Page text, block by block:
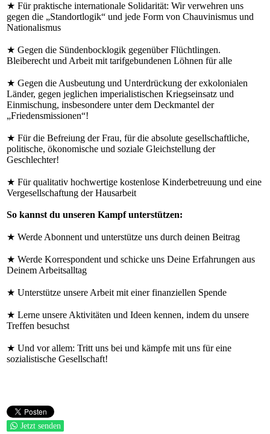
★ Für praktische internationale Solidarität: Wir verwehren uns
gegen die „Standortlogik“ und jede Form von Chauvinismus und
Nationalismus
★ Gegen die Sündenbocklogik gegenüber Flüchtlingen.
Bleiberecht und Arbeit mit tarifgebundenen Löhnen für alle
★ Gegen die Ausbeutung und Unterdrückung der exkolonialen
Länder, gegen jeglichen imperialistischen Kriegseinsatz und
Einmischung, insbesondere unter dem Deckmantel der
„Friedensmissionen“!
★ Für die Befreiung der Frau, für die absolute gesellschaftliche,
politische, ökonomische und soziale Gleichstellung der
Geschlechter!
★ Für qualitativ hochwertige kostenlose Kinderbetreuung und eine
Vergesellschaftung der Hausarbeit
So kannst du unseren Kampf unterstützen:
★ Werde Abonnent und unterstütze uns durch deinen Beitrag
★ Werde Korrespondent und schicke uns Deine Erfahrungen aus
Deinem Arbeitsalltag
★ Unterstütze unsere Arbeit mit einer finanziellen Spende
★ Lerne unsere Aktivitäten und Ideen kennen, indem du unsere
Treffen besuchst
★ Und vor allem: Tritt uns bei und kämpfe mit uns für eine
sozialistische Gesellschaft!
Jetzt senden